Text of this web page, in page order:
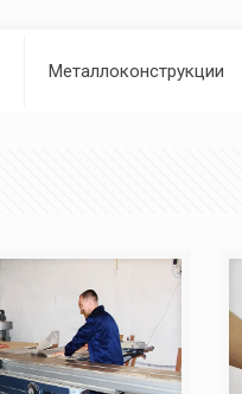
Металлоконструкции